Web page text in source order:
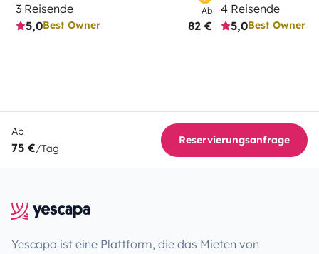
3 Reisende
5,0Best Owner
Ab
82 €
4 Reisende
5,0Best Owner
Ab
75 €/Tag
Reservierungsanfrage
Yescapa ist eine Plattform, die das Mieten von